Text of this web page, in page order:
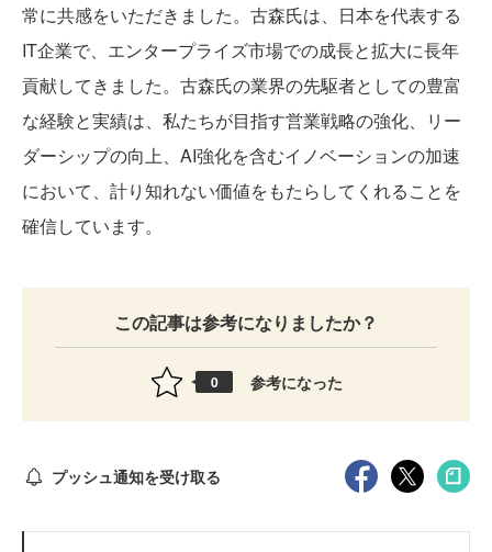
常に共感をいただきました。古森氏は、日本を代表する
IT企業で、エンタープライズ市場での成長と拡大に長年
貢献してきました。古森氏の業界の先駆者としての豊富
な経験と実績は、私たちが目指す営業戦略の強化、リー
ダーシップの向上、AI強化を含むイノベーションの加速
において、計り知れない価値をもたらしてくれることを
確信しています。
この記事は参考になりましたか？
0 参考になった
プッシュ通知を受け取る